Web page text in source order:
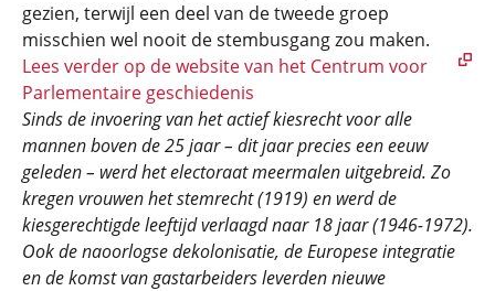
gezien, terwijl een deel van de tweede groep
misschien wel nooit de stembusgang zou maken.
Lees verder op de website van het Centrum voor
Parlementaire geschiedenis
Sinds de invoering van het actief kiesrecht voor alle
mannen boven de 25 jaar – dit jaar precies een eeuw
geleden – werd het electoraat meermalen uitgebreid. Zo
kregen vrouwen het stemrecht (1919) en werd de
kiesgerechtigde leeftijd verlaagd naar 18 jaar (1946-1972).
Ook de naoorlogse dekolonisatie, de Europese integratie
en de komst van gastarbeiders leverden nieuwe